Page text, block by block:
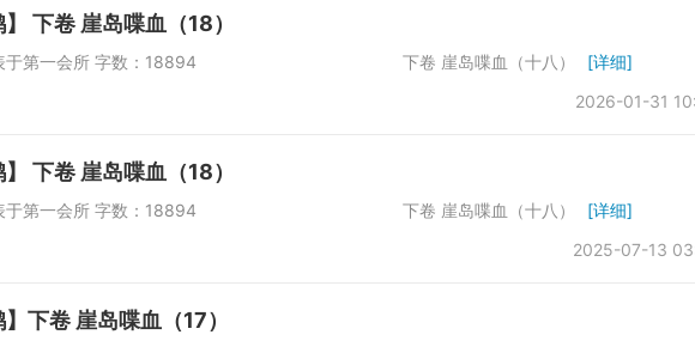
下卷 崖岛喋血（18）
日发表于第一会所 字数：18894 下卷 崖岛喋血（十八）
[详细]
2026-01-31
下卷 崖岛喋血（18）
日发表于第一会所 字数：18894 下卷 崖岛喋血（十八）
[详细]
2025-07-13
下卷 崖岛喋血（17）